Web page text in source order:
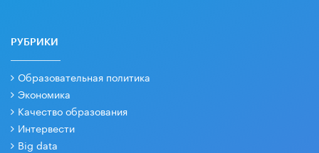
РУБРИКИ
Образовательная политика
Экономика
Качество образования
Интервести
Big data